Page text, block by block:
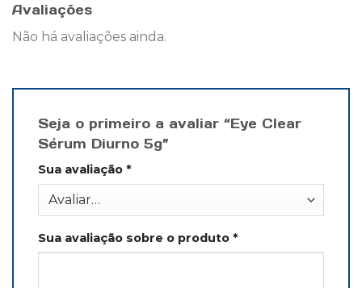
Avaliações
Não há avaliações ainda.
Seja o primeiro a avaliar “Eye Clear
Sérum Diurno 5g”
Sua avaliação *
Sua avaliação sobre o produto *